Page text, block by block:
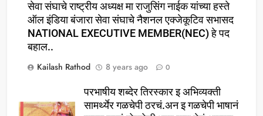
सेवा संघाचे राष्ट्रीय अध्यक्ष मा राजुसिंग नाईक यांच्या हस्ते
ऑल इंडिया बंजारा सेवा संघाचे नैशनल एक्जेकूटिव सभासद
NATIONAL EXECUTIVE MEMBER(NEC) हे पद
बहाल..
Kailash Rathod
8 years ago 0
परभाषीय शब्देर तिरस्कार इ अभिव्यक्ती
सामर्थ्येर गळचेपी ठरचं.अन इ गळचेपी भाषानं